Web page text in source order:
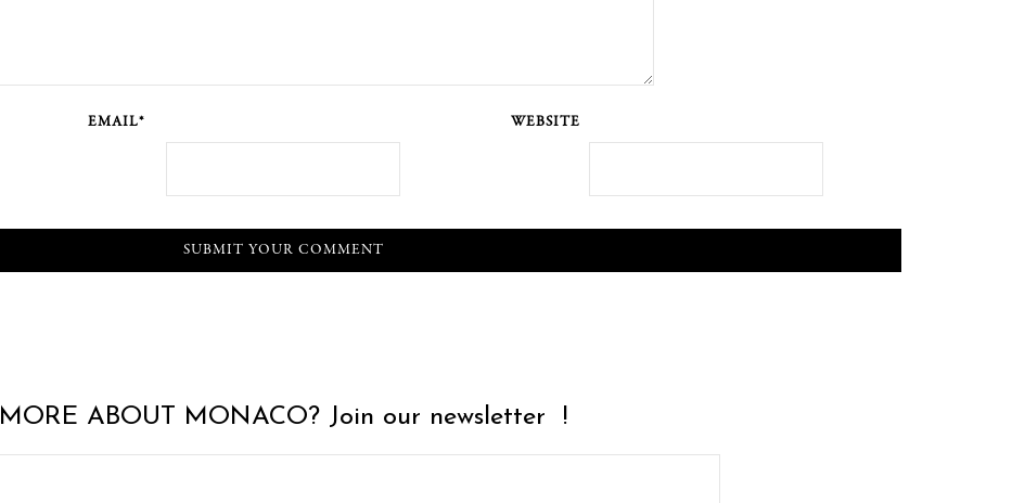
EMAIL* WEBSITE
MORE ABOUT MONACO? Join our newsletter !